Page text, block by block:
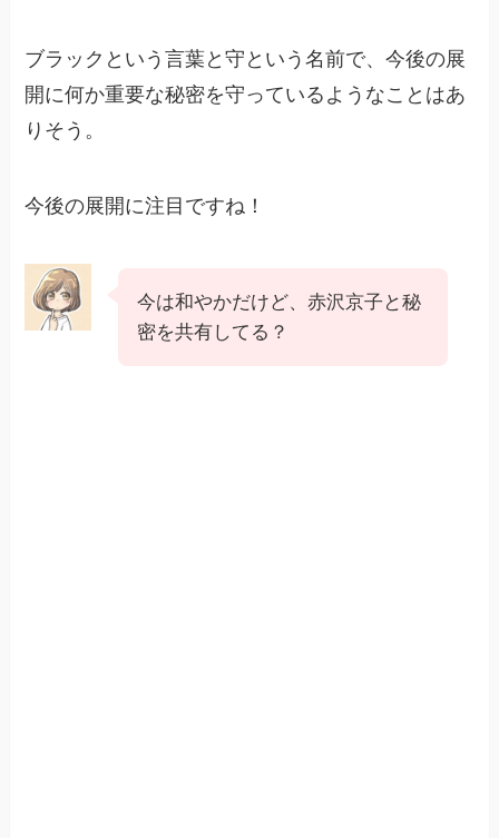
ブラックという言葉と守という名前で、今後の展
開に何か重要な秘密を守っているようなことはあ
りそう。
今後の展開に注目ですね！
今は和やかだけど、赤沢京子と秘
密を共有してる？